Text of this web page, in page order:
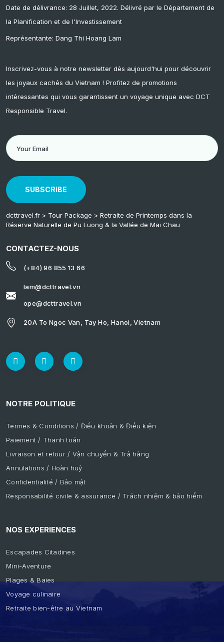
Date de délivrance: 28 Juillet, 2022. Délivré par le Département de
la Planification et de l'Investissement
Représentante: Dang Thi Hoang Lam
Inscrivez-vous à notre newsletter dès aujourd'hui pour découvrir
les joyaux cachés du Vietnam ! Profitez de promotions
intéressantes qui vous garantissent un voyage unique avec DCT
Responsible Travel.
SUBSCRIBE
dcttravel.fr > Tour Package > Retraite de Printemps dans la
Réserve Naturelle de Pu Luong & la Vallée de Mai Chau
CONTACTEZ-NOUS
(+84) 96 855 13 66
lam@dcttravel.vn
ope@dcttravel.vn
20A To Ngoc Van, Tay Ho, Hanoi, Vietnam
NOTRE POLITIQUE
Termes & Conditions / Điều khoản & Điều kiện
Paiement / Thanh toán
Livraison et retour / Vận chuyển & Trả hàng
Annulations / Hoàn huỷ
Confidentialité / Bảo mật
Responsabilité civile & assurance / Trách nhiệm & bảo hiểm
NOS EXPERIENCES
Escapades Citadines
Mini-Aventure
Plages & Baies
Voyage culinaire
Retraite bien-être au Vietnam